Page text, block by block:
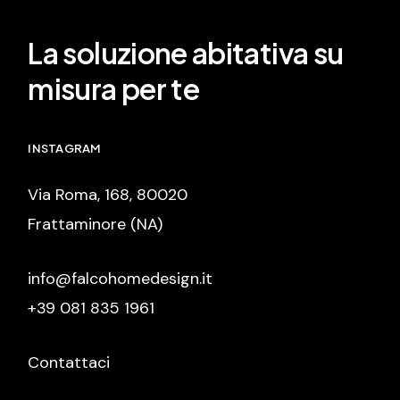
La soluzione abitativa su
misura per te
INSTAGRAM
Via Roma, 168, 80020
Frattaminore (NA)
info@falcohomedesign.it
+39 081 835 1961
Contattaci